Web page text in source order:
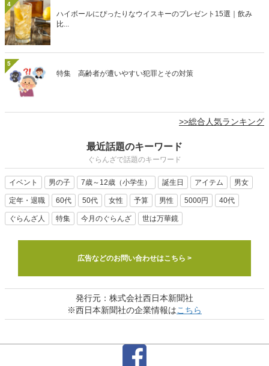
4
ハイボールにぴったりなウイスキーのプレゼント15選｜飲み
比...
5
特集 高齢者が遭いやすい犯罪とその対策
>>総合人気ランキング
最近話題のキーワード
ぐらんざで話題のキーワード
イベント 男の子 7歳～12歳（小学生） 誕生日 アイテム 男女
定年・退職 60代 50代 女性 予算 男性 5000円 40代
ぐらんざ人 特集 今月のぐらんざ 世は万華鏡
広告などのお問い合わせはこちら >
発行元：株式会社西日本新聞社
※西日本新聞社の企業情報はこちら